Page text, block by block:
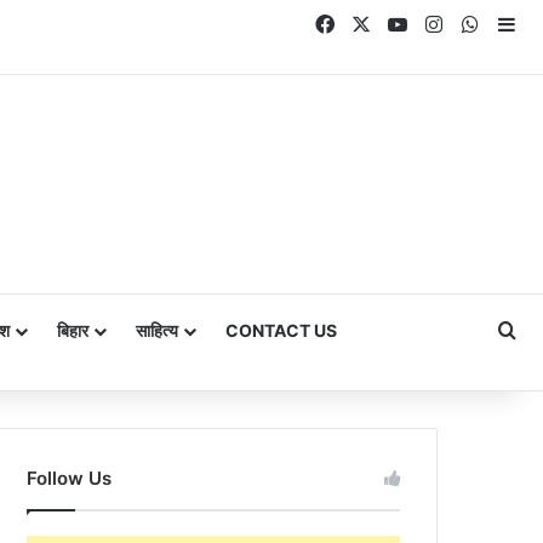
FacebookYouTubeInstagram
बिहार साहित्य CONTACT US
Follow Us